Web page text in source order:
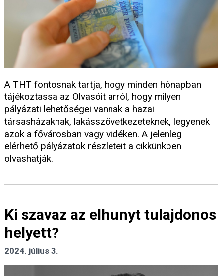
A THT fontosnak tartja, hogy minden hónapban
tájékoztassa az Olvasóit arról, hogy milyen
pályázati lehetőségei vannak a hazai
társasházaknak, lakásszövetkezeteknek, legyenek
azok a fővárosban vagy vidéken. A jelenleg
elérhető pályázatok részleteit a cikkünkben
olvashatják.
Ki szavaz az elhunyt tulajdonos
helyett?
2024. július 3.